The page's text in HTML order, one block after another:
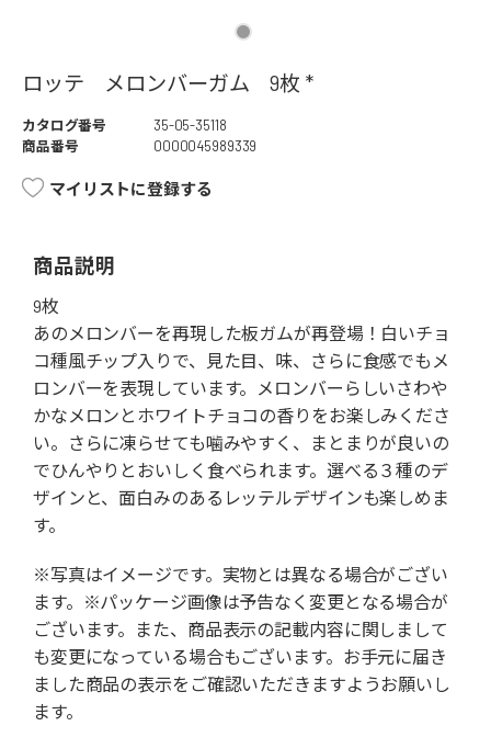
ロッテ メロンバーガム 9枚 *
カタログ番号
35-05-35118
商品番号
0000045989339
マイリストに登録する
商品説明
9枚
あのメロンバーを再現した板ガムが再登場！白いチョ
コ種風チップ入りで、見た目、味、さらに食感でもメ
ロンバーを表現しています。メロンバーらしいさわや
かなメロンとホワイトチョコの香りをお楽しみくださ
い。さらに凍らせても噛みやすく、まとまりが良いの
でひんやりとおいしく食べられます。選べる３種のデ
ザインと、面白みのあるレッテルデザインも楽しめま
す。
※写真はイメージです。実物とは異なる場合がござい
ます。※パッケージ画像は予告なく変更となる場合が
ございます。また、商品表示の記載内容に関しまして
も変更になっている場合もございます。お手元に届き
ました商品の表示をご確認いただきますようお願いし
ます。